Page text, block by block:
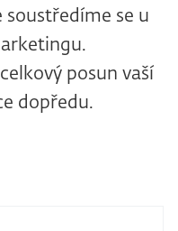
se u
posun vaší
dopředu.